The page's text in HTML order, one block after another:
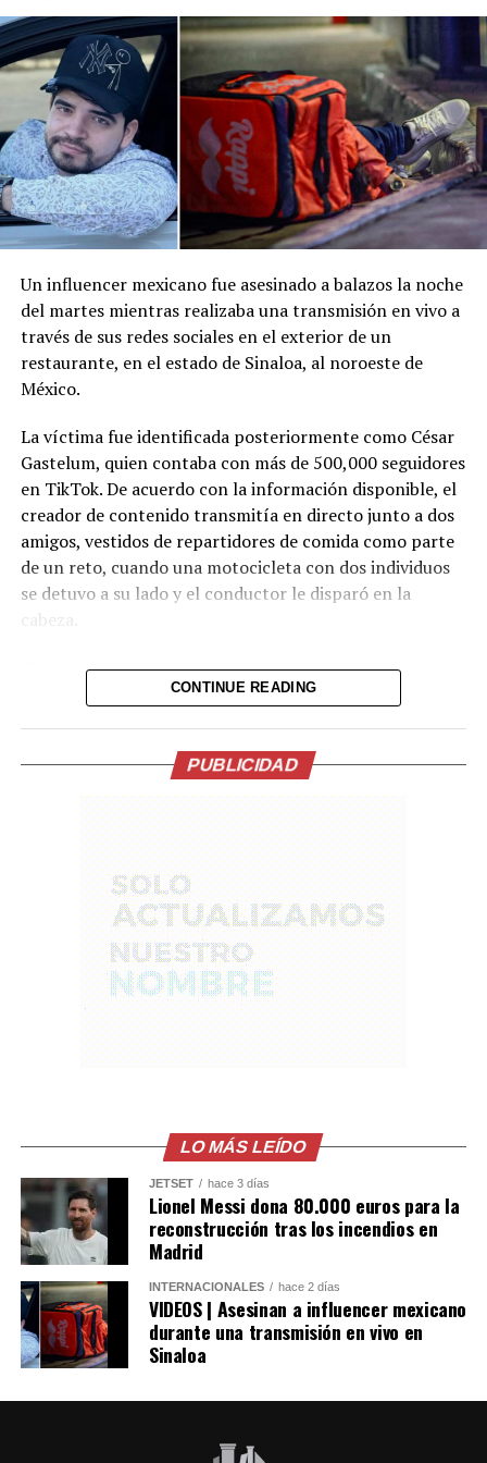
Comparte esto:
Facebook
Me gusta esto:
Un influencer mexicano fue asesinado a balazos la noche
del martes mientras realizaba una transmisión en vivo a
través de sus redes sociales en el exterior de un
restaurante, en el estado de Sinaloa, al noroeste de
México.
La víctima fue identificada posteriormente como César
Gastelum, quien contaba con más de 500,000 seguidores
en TikTok. De acuerdo con la información disponible, el
creador de contenido transmitía en directo junto a dos
amigos, vestidos de repartidores de comida como parte
de un reto, cuando una motocicleta con dos individuos
se detuvo a su lado y el conductor le disparó en la
cabeza.
Tras el ataque, la transmisión se interrumpió de
inmediato. Posteriormente, el video fue retirado de la
parte de la grabación y han difundido imágenes del
hecho.
Lo presentían,
momentos antes de la
ejecución en medio de
una transmision en vivo
del Influencer César
Gastélum en Culiacán,
ya habian visto a los
MÁS AQUÍ
https://t.co/PUSHvHC3I7
pic.twitter.com/7xlTBAQ77c
— Blog del Narco
México
(@blogdelnarcomx)
August 5, 2026
CONTINUE READING
PUBLICIDAD
LO MÁS LEÍDO
JETSET hace 3 días
Lionel Messi dona 80.000 euros para la
reconstrucción tras los incendios en
Madrid
INTERNACIONALES hace 2 días
VIDEOS | Asesinan a influencer mexicano
durante una transmisión en vivo en
Sinaloa